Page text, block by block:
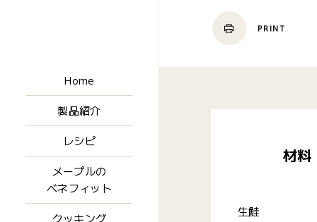
Home
製品紹介
レシピ
メープルの
ベネフィット
クッキング
PRINT
材料
生鮭